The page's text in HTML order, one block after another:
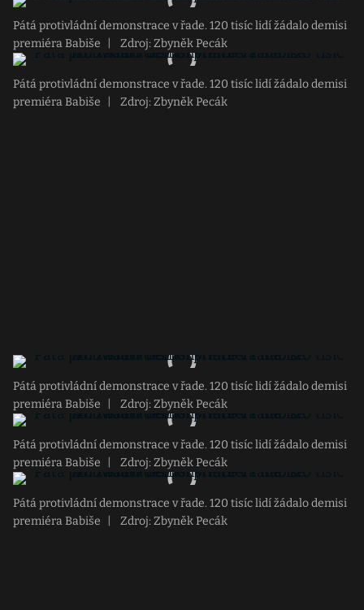
Pátá protivládní demonstrace v řade. 120 tisíc lidí žádalo demisi
premiéra Babiše
Zdroj: Zbyněk Pecák
Pátá protivládní demonstrace v řade. 120 tisíc lidí žádalo demisi
premiéra Babiše
Zdroj: Zbyněk Pecák
Pátá protivládní demonstrace v řade. 120 tisíc lidí žádalo demisi
premiéra Babiše
Zdroj: Zbyněk Pecák
Pátá protivládní demonstrace v řade. 120 tisíc lidí žádalo demisi
premiéra Babiše
Zdroj: Zbyněk Pecák
Pátá protivládní demonstrace v řade. 120 tisíc lidí žádalo demisi
premiéra Babiše
Zdroj: Zbyněk Pecák